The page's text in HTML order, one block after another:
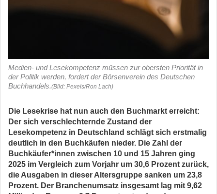
Medien- und Lesekompetenz müssen zur obersten Priorität in
der Politik werden, fordert der Börsenverein des Deutschen
Buchhandels.(Bild: Pexels/Ron Lach)
Die Lesekrise hat nun auch den Buchmarkt erreicht:
Der sich verschlechternde Zustand der
Lesekompetenz in Deutschland schlägt sich erstmalig
deutlich in den Buchkäufen nieder. Die Zahl der
Buchkäufer*innen zwischen 10 und 15 Jahren ging
2025 im Vergleich zum Vorjahr um 30,6 Prozent zurück,
die Ausgaben in dieser Altersgruppe sanken um 23,8
Prozent. Der Branchenumsatz insgesamt lag mit 9,62